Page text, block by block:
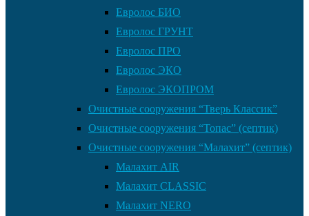
Евролос БИО
Евролос ГРУНТ
Евролос ПРО
Евролос ЭКО
Евролос ЭКОПРОМ
Очистные сооружения “Тверь Классик”
Очистные сооружения “Топас” (септик)
Очистные сооружения “Малахит” (септик)
Малахит AIR
Малахит CLASSIC
Малахит NERO